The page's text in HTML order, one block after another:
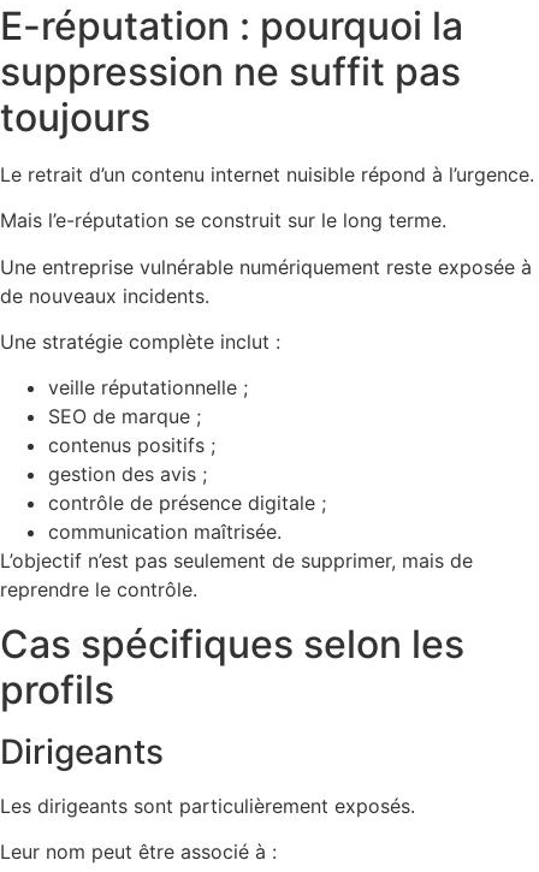
E-réputation : pourquoi la
suppression ne suffit pas
toujours
Le retrait d’un contenu internet nuisible répond à l’urgence.
Mais l’e-réputation se construit sur le long terme.
Une entreprise vulnérable numériquement reste exposée à
de nouveaux incidents.
Une stratégie complète inclut :
veille réputationnelle ;
SEO de marque ;
contenus positifs ;
gestion des avis ;
contrôle de présence digitale ;
communication maîtrisée.
L’objectif n’est pas seulement de supprimer, mais de
reprendre le contrôle.
Cas spécifiques selon les
profils
Dirigeants
Les dirigeants sont particulièrement exposés.
Leur nom peut être associé à :